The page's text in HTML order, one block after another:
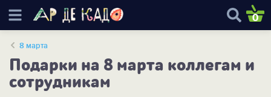
0
8 марта
Подарки на 8 марта коллегам и
сотрудникам